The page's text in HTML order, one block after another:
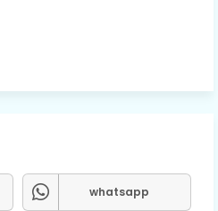
whatsapp